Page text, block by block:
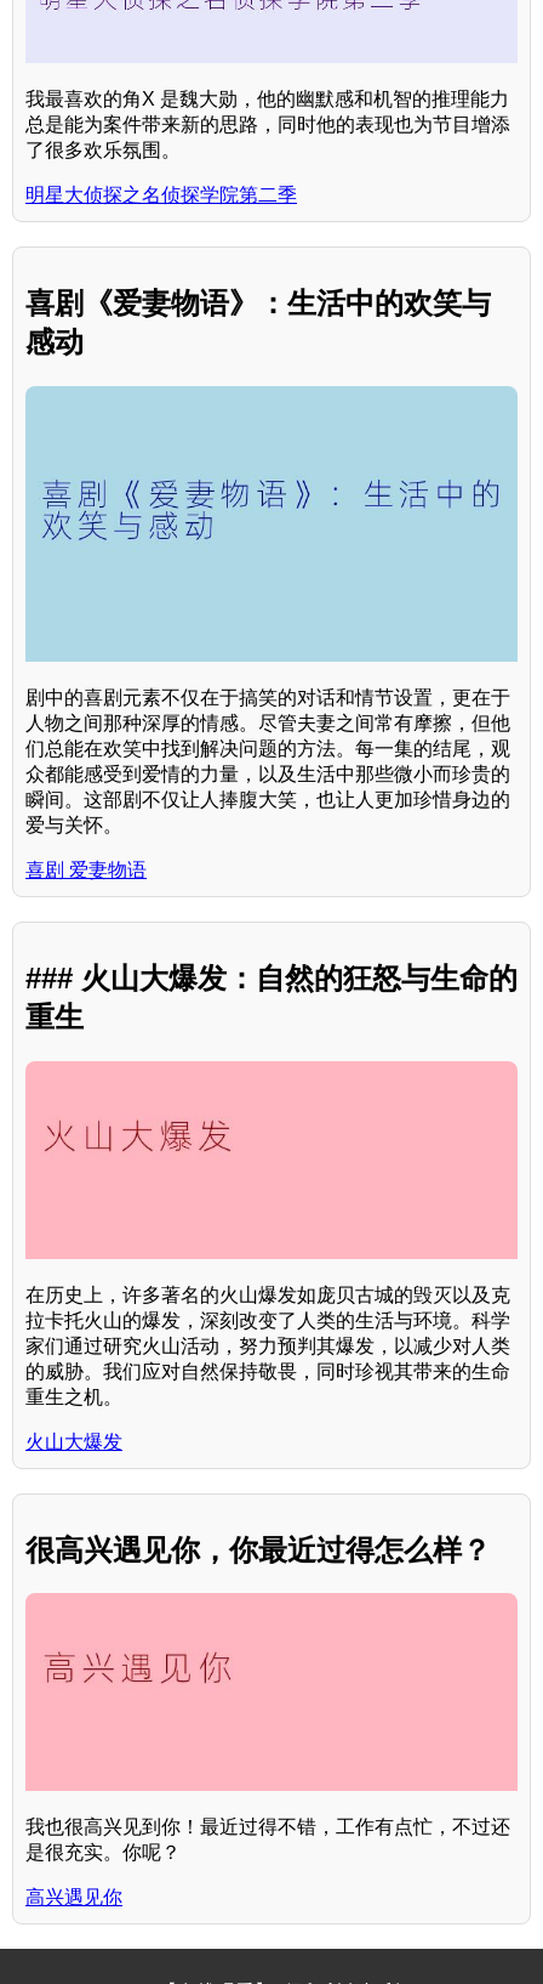
我最喜欢的角X 是魏大勋，他的幽默感和机智的推理能力
总是能为案件带来新的思路，同时他的表现也为节目增添
了很多欢乐氛围。
明星大侦探之名侦探学院第二季
喜剧《爱妻物语》：生活中的欢笑与
感动
剧中的喜剧元素不仅在于搞笑的对话和情节设置，更在于
人物之间那种深厚的情感。尽管夫妻之间常有摩擦，但他
们总能在欢笑中找到解决问题的方法。每一集的结尾，观
众都能感受到爱情的力量，以及生活中那些微小而珍贵的
瞬间。这部剧不仅让人捧腹大笑，也让人更加珍惜身边的
爱与关怀。
喜剧 爱妻物语
### 火山大爆发：自然的狂怒与生命的
重生
在历史上，许多著名的火山爆发如庞贝古城的毁灭以及克
拉卡托火山的爆发，深刻改变了人类的生活与环境。科学
家们通过研究火山活动，努力预判其爆发，以减少对人类
的威胁。我们应对自然保持敬畏，同时珍视其带来的生命
重生之机。
火山大爆发
很高兴遇见你，你最近过得怎么样？
我也很高兴见到你！最近过得不错，工作有点忙，不过还
是很充实。你呢？
高兴遇见你